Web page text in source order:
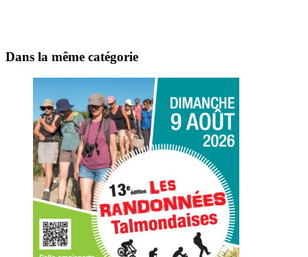
Dans la même catégorie